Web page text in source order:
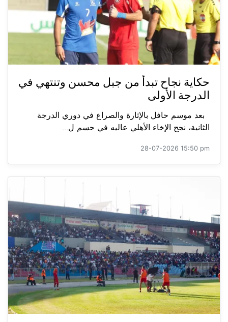
حكاية نجاح تبدأ من جبل محسن وتنتهي في
الدرجة الأولى
بعد موسم حافل بالإثارة والصراع في دوري الدرجة
الثانية، نجح الإخاء الأهلي عاليه في حسم ل...
28-07-2026 15:50 pm